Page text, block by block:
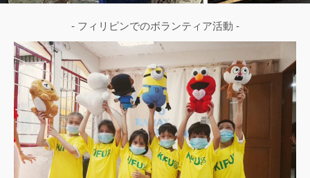
- フィリピンでのボランティア活動 -